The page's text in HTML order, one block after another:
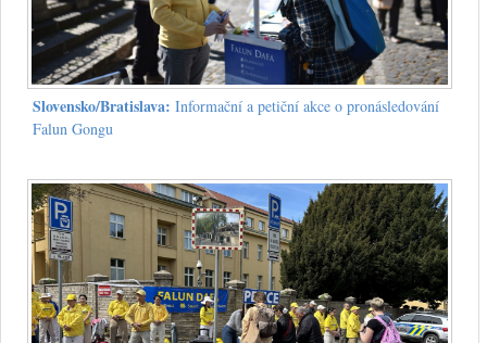
Slovensko/Bratislava: Informační a petiční akce o pronásledování
Falun Gongu